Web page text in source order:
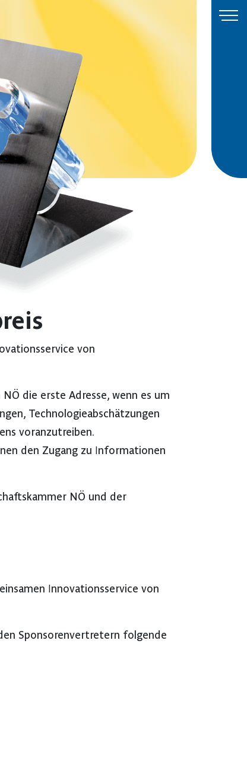
von
die erste Adresse, wenn es um
Technologieabschätzungen
voranzutreiben.
den Zugang zu Informationen
NÖ und der
Innovationsservice von
Sponsorenvertretern folgende